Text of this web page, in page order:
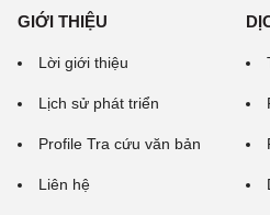
GIỚI THIỆU
Lời giới thiệu
Lịch sử phát triển
Profile Tra cứu văn bản
Liên hệ